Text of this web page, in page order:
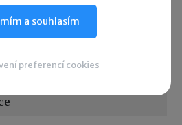
Načítám
hodnoty
a souhlasím
preferencí cookies